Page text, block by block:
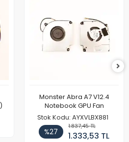
Monster Abra A7 V12.4
Notebook GPU Fan
Stok Kodu: AYXVLBX881
%27
1.837,45 TL
1.333,53 TL